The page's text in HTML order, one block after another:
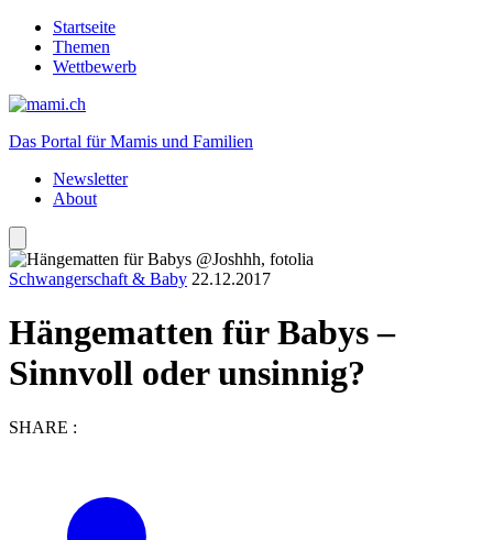
Startseite
Themen
Wettbewerb
Das Portal für Mamis und Familien
Newsletter
About
Schwangerschaft & Baby 22.12.2017
Hängematten für Babys –
Sinnvoll oder unsinnig?
SHARE :